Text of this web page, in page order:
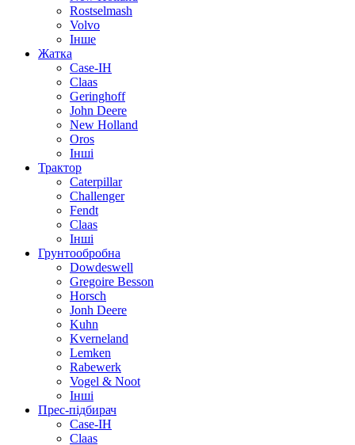
Rostselmash
Volvo
Інше
Жатка
Case-IH
Claas
Geringhoff
John Deere
New Holland
Oros
Інші
Трактор
Caterpillar
Challenger
Fendt
Claas
Інші
Грунтообробна
Dowdeswell
Gregoire Besson
Horsch
Jonh Deere
Kuhn
Kverneland
Lemken
Rabewerk
Vogel & Noot
Інші
Прес-підбирач
Case-IH
Claas